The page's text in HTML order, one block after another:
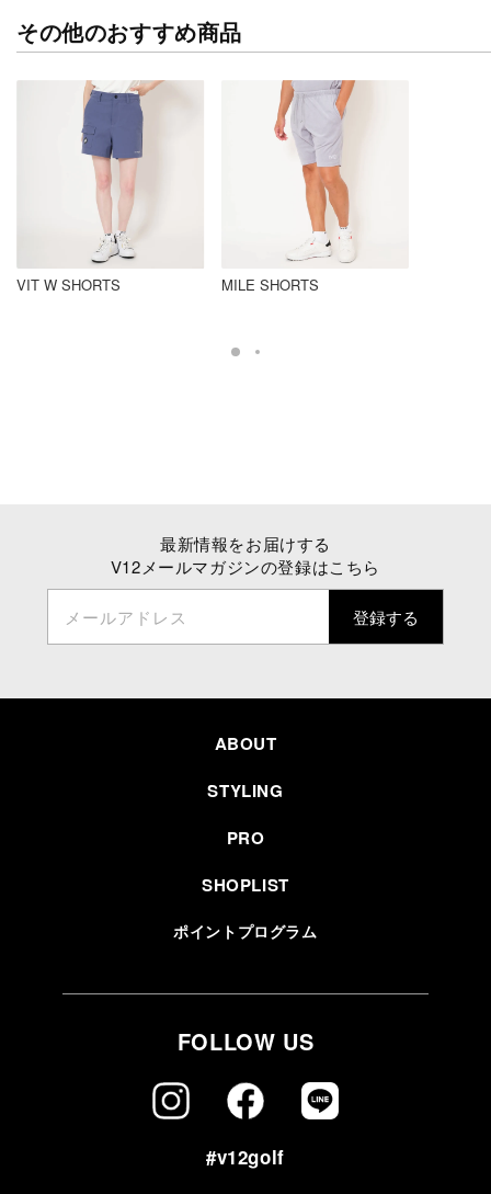
その他のおすすめ商品
VIT W SHORTS MILE SHORTS
最新情報をお届けする
V12メールマガジンの登録はこちら
メールアドレス 登録する
ABOUT
STYLING
PRO
SHOPLIST
ポイントプログラム
FOLLOW US
#v12golf